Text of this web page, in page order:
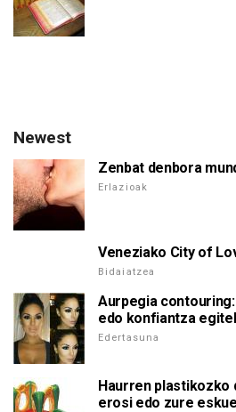
Newest
Zenbat denbora
Erlazioak
Veneziako City of
Bidaiatzea
Aurpegia
edo konfiantza
Edertasuna
Haurren plastikozko
erosi edo zure